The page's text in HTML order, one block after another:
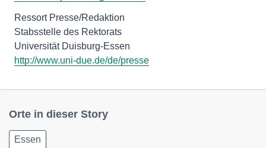
Ressort Presse/Redaktion
Stabsstelle des Rektorats
http://www.uni-due.de/de/presse
Orte in dieser Story
Essen